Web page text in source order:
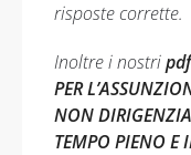
risposte corrette.
Inoltre i nostri
PER
NON
TEMPO PIENO E